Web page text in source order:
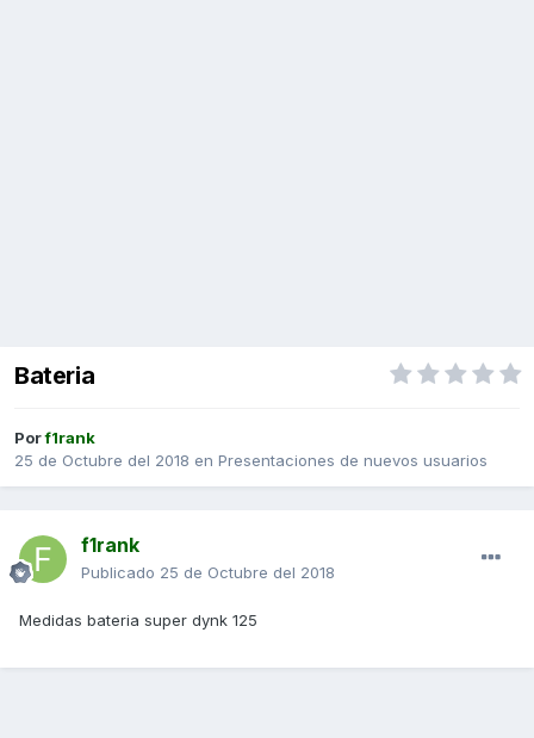
Bateria
Porf1rank
25 de Octubre del 2018 en Presentaciones de nuevos usuarios
f1rank
Publicado 25 de Octubre del 2018
Medidas bateria super dynk 125